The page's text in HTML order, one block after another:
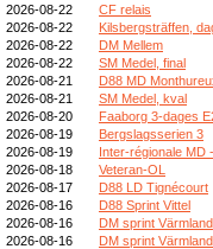
2026-08-22
CF relais
2026-08-22
Kilsbergsträffen,
2026-08-22
DM Mellem
2026-08-22
SM Medel, final
2026-08-21
D88 MD
2026-08-21
SM Medel, kval
2026-08-20
Faaborg 3-dages
2026-08-19
Bergslagsserien 3
2026-08-19
Inter-régionale MD
2026-08-18
Veteran-OL
2026-08-17
D88 LD Tignécourt
2026-08-16
D88 Sprint Vittel
2026-08-16
DM sprint Värmland
2026-08-16
DM sprint